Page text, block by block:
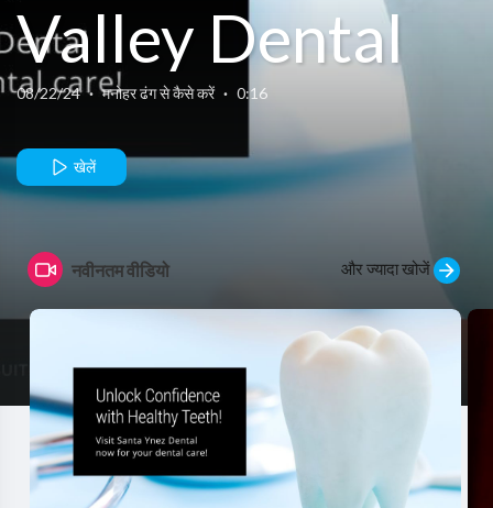
Valley Dental
08/22/24 · मनोहर ढंग से कैसे करें · 0:16
खेलें
नवीनतम वीडियो और ज्यादा खोजें